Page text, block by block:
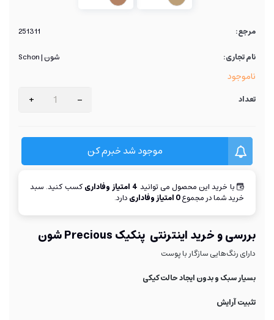
بررسی و خرید اینترنتی پنکیک Precious شون
دارای رنگ‌هایی سازگار با پوست
بسیار سبک و بدون ایجاد حالت کیکی
تثبیت آرایش
مرجع:
251311
نام تجاری:
شون | Schon
ناموجود
تعداد -
+
موجود شد خبرم کن
با خرید این محصول می توانید 4 امتیاز وفاداریکسب کنید. سبد
خرید شما در مجموع0امتیاز وفاداریدارد.